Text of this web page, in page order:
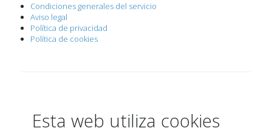
Condiciones generales del servicio
Aviso legal
Política de privacidad
Política de cookies
Esta web utiliza cookies